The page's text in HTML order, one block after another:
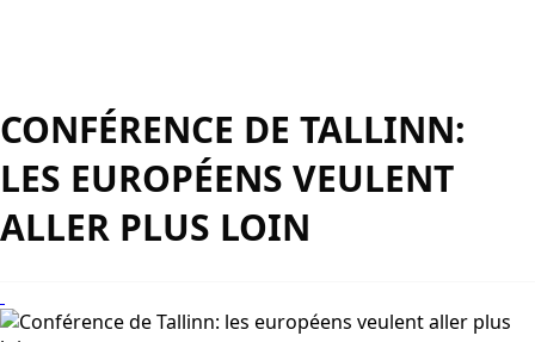
CONFÉRENCE DE TALLINN:
LES EUROPÉENS VEULENT
ALLER PLUS LOIN